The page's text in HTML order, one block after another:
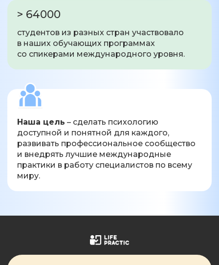
> 64000
студентов из разных стран участвовало
в наших обучающих программах
со спикерами международного уровня.
Наша цель – сделать психологию
доступной и понятной для каждого,
развивать профессиональное сообщество
и внедрять лучшие международные
практики в работу специалистов по всему
миру.